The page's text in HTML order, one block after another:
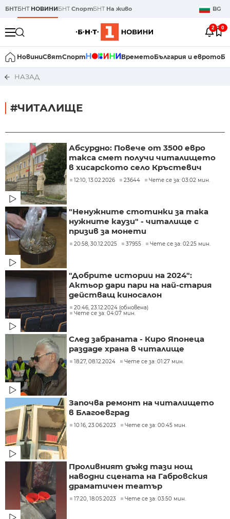
БНТБНТ НОВИНИБНТСпортБНТ На живо BG
2 0
НовиниСвятСпорт ВреметоБългария и еврото
НАЗАД
#ЧИТАЛИЩЕ
Абсурдно: Повече от 3500 евро
такса смет получи читалището
в хисарското село Кръстевич
12:10, 13.02.2026 23644 Чете се за: 03:02 мин.
"Ненужните стотинки за така
нужните каузи" - читалище с
призив за монети
20:58, 30.12.2025 37955 Чете се за: 02:25 мин.
"Добрите истории на 2024":
Актьор дари пари на най-стария
действащ киносалон
20:46, 23.12.2024 (обновена)
Чете се за: 04:07 мин.
След забраната - Киро Японеца
раздаде храна в читалище
18:27, 08.12.2024 Чете се за: 01:27 мин.
Започва ремонт на читалището
в Благоевград
10:16, 23.06.2023 Чете се за: 00:45 мин.
Проливният дъжд тази нощ
наводни сцената на Габровския
драматичен театър
17:20, 18.05.2023 Чете се за: 03:50 мин.